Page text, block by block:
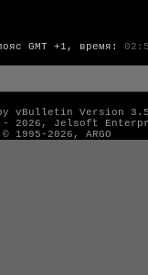
GMT +1, время:
by vBulletin Version
- 2026, Jelsoft
© 1995-2026, ARGO